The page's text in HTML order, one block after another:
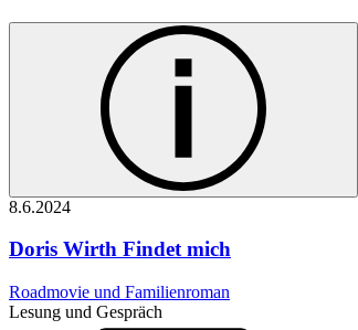
8.6.2024
Doris Wirth Findet mich
Roadmovie und Familienroman
Lesung und Gespräch